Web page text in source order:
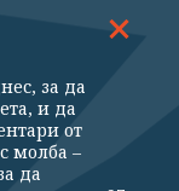
КАЛЕЙДОСКОП
за да
и да
от
молба –
да